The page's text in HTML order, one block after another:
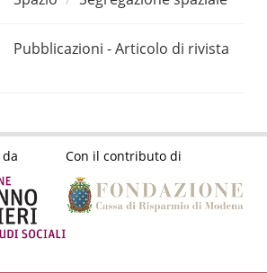
Pubblicazioni - Articolo di rivista
Con il contributo di